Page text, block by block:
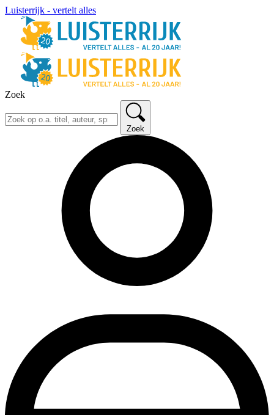
Luisterrijk - vertelt alles
Zoek
Zoek